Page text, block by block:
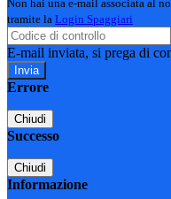
Non hai una e-mail associata al
tramite la Login Spaggiari
E-mail inviata, si prega di
Errore
Chiudi
Successo
Chiudi
Informazione